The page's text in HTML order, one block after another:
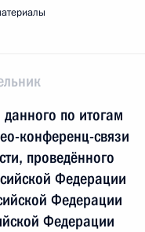
по итогам
конференц-связи
проведённого
Федерации
Федерации
Федерации